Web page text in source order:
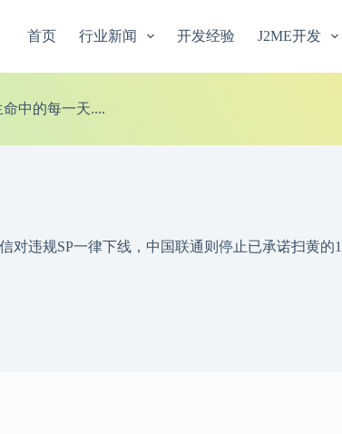
首页 行业新闻 开发经验 J2ME开发
中的每一天....
违规SP一律下线，中国联通则停止已承诺扫黄的